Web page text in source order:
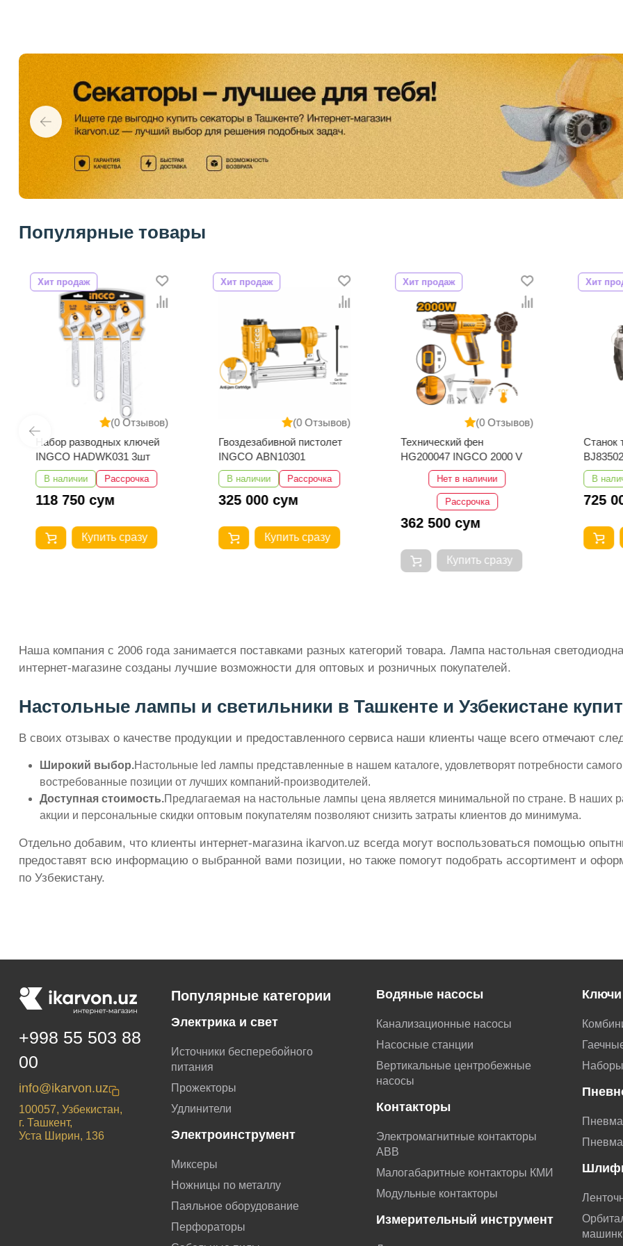
Популярные товары
(0 Отзывов)
Хит продаж
Набор разводных ключей
INGCO HADWK031 3шт
В наличии Рассрочка
118 750 сум
Купить сразу
(0 Отзывов)
Хит продаж
Гвоздезабивной пистолет
INGCO ABN10301
В наличии Рассрочка
325 000 сум
Купить сразу
(0 Отзывов)
Хит продаж
Технический фен
HG200047 INGCO 2000 V
Нет в наличии
Рассрочка
362 500 сум
Купить сразу
Хит
Станок
В
725
Наша компания с 2006 года занимается поставками разных категорий товара. Лампа настольная
интернет-магазине созданы лучшие возможности для оптовых и розничных покупателей.
Настольные лампы и светильники в Ташкенте и Узбекистане
В своих отзывах о качестве продукции и предоставленного сервиса наши клиенты чаще всего отмечают
Широкий выбор.Настольные led лампы представленные в нашем каталоге, удовлетворят потребности
востребованные позиции от лучших компаний-производителей.
Доступная стоимость.Предлагаемая на настольные лампы цена является минимальной по стране. В наших
акции и персональные скидки оптовым покупателям позволяют снизить затраты клиентов до минимума.
Отдельно добавим, что клиенты интернет-магазина ikarvon.uz всегда могут воспользоваться помощью
предоставят всю информацию о выбранной вами позиции, но также помогут подобрать ассортимент и
по Узбекистану.
+998 55 503 88
00
info@ikarvon.uz
100057, Узбекистан,
г. Ташкент,
Уста Ширин, 136
Популярные категории
Электрика и свет
Источники бесперебойного
питания
Прожекторы
Удлинители
Электроинструмент
Миксеры
Ножницы по металлу
Паяльное оборудование
Перфораторы
Водяные насосы
Канализационные насосы
Насосные станции
Вертикальные центробежные
насосы
Контакторы
Электромагнитные контакторы
АВВ
Малогабаритные контакторы КМИ
Модульные контакторы
Измерительный инструмент
Ключи